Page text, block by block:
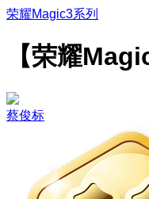
荣耀Magic3系列
【荣耀
蔡俊标